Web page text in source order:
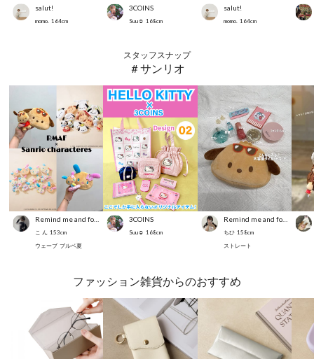
salut!
momo. 164cm
3COINS
Suu☺︎ 168cm
salut!
momo. 164cm
スタッフスナップ
＃サンリオ
こ ん 153cm
ウェーブ ブルベ夏
3COINS
Suu☺︎ 168cm
Remind me and forever
ちひ 158cm
ストレート
ファッション雑貨からのおすすめ